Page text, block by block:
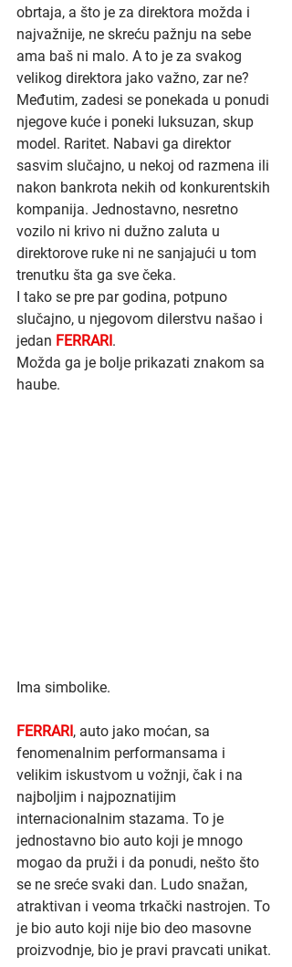
obrtaja, a što je za direktora možda i
najvažnije, ne skreću pažnju na sebe
ama baš ni malo. A to je za svakog
velikog direktora jako važno, zar ne?
Međutim, zadesi se ponekada u ponudi
njegove kuće i poneki luksuzan, skup
model. Raritet. Nabavi ga direktor
sasvim slučajno, u nekoj od razmena ili
nakon bankrota nekih od konkurentskih
kompanija. Jednostavno, nesretno
vozilo ni krivo ni dužno zaluta u
direktorove ruke ni ne sanjajući u tom
trenutku šta ga sve čeka.
I tako se pre par godina, potpuno
slučajno, u njegovom dilerstvu našao i
jedan FERRARI.
Možda ga je bolje prikazati znakom sa
haube.
Ima simbolike.
FERRARI, auto jako moćan, sa
fenomenalnim performansama i
velikim iskustvom u vožnji, čak i na
najboljim i najpoznatijim
internacionalnim stazama. To je
jednostavno bio auto koji je mnogo
mogao da pruži i da ponudi, nešto što
se ne sreće svaki dan. Ludo snažan,
atraktivan i veoma trkački nastrojen. To
je bio auto koji nije bio deo masovne
proizvodnje, bio je pravi pravcati unikat.